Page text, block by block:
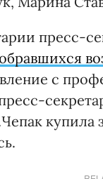
пресс-
с
купила